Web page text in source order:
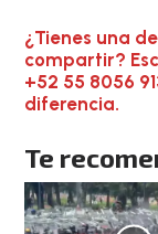
¿Tienes una
compartir?
+52 55 8056
diferencia.
Te